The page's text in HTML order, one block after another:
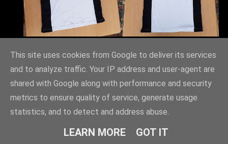
This site uses cookies from Google to deliver its services
and to analyze traffic. Your IP address and user-agent are
shared with Google along with performance and security
metrics to ensure quality of service, generate usage
statistics, and to detect and address abuse.
LEARN MORE GOT IT